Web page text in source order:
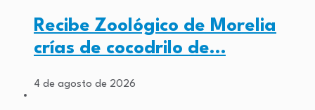
Recibe Zoológico de Morelia
crías de cocodrilo de…
4 de agosto de 2026